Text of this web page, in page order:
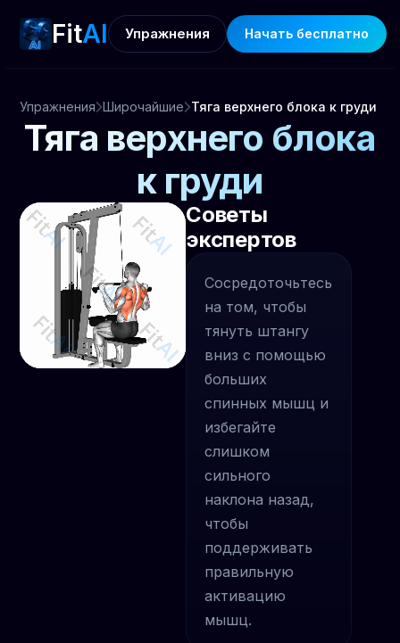
FitAI Упражнения Начать бесплатно
Упражнения Широчайшие Тяга верхнего блока к груди
Тяга верхнего блока
к груди
Советы
экспертов
Сосредоточьтесь
на том, чтобы
тянуть штангу
вниз с помощью
больших
спинных мышц и
избегайте
слишком
сильного
наклона назад,
чтобы
поддерживать
правильную
активацию
мышц.